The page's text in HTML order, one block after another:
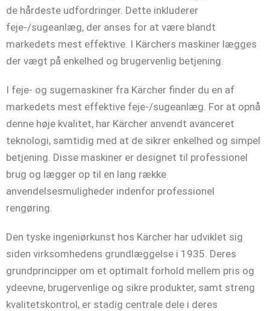
de hårdeste udfordringer. Dette inkluderer
feje-/sugeanlæg, der anses for at være blandt
markedets mest effektive. I Kärchers maskiner lægges
der vægt på enkelhed og brugervenlig betjening.
I feje- og sugemaskiner fra Kärcher finder du en af
markedets mest effektive feje-/sugeanlæg. For at opnå
denne høje kvalitet, har Kärcher anvendt avanceret
teknologi, samtidig med at de sikrer enkelhed og simpel
betjening. Disse maskiner er designet til professionel
brug og lægger op til en lang række
anvendelsesmuligheder indenfor professionel
rengøring.
Den tyske ingeniørkunst hos Kärcher har udviklet sig
siden virksomhedens grundlæggelse i 1935. Deres
grundprincipper om et optimalt forhold mellem pris og
ydeevne, brugervenlige og sikre produkter, samt streng
kvalitetskontrol, er stadig centrale dele i deres